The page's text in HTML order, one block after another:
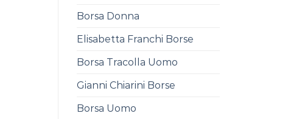
Borsa Donna
Elisabetta Franchi Borse
Borsa Tracolla Uomo
Gianni Chiarini Borse
Borsa Uomo